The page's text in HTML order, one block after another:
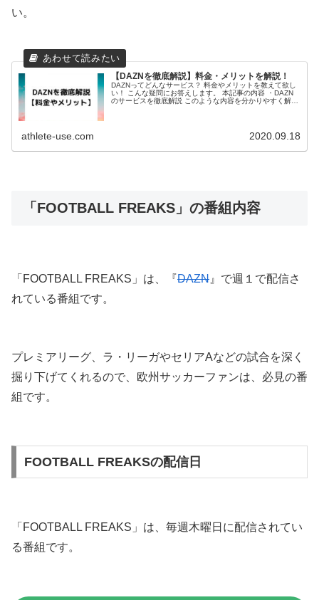
い。
【DAZNを徹底解説】料金・メリットを解説！
DAZNってどんなサービス？ 料金やメリットを教えて欲し
い！ こんな疑問にお答えします。 本記事の内容 ・DAZN
のサービスを徹底解説 このような内容を分かりやすく解説
athlete-use.com 2020.09.18
「FOOTBALL FREAKS」の番組内容
「FOOTBALL FREAKS」は、『DAZN 』で週１で配信さ
れている番組です。
プレミアリーグ、ラ・リーガやセリアAなどの試合を深く
掘り下げてくれるので、欧州サッカーファンは、必見の番
組です。
FOOTBALL FREAKSの配信日
「FOOTBALL FREAKS」は、毎週木曜日に配信されてい
る番組です。